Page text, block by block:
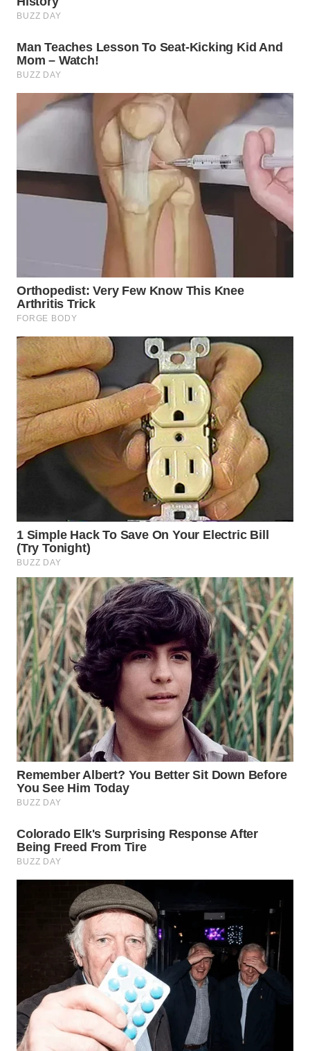
WN
WN
PADANG
LAWAS
WN
CIANJUR
WN
TANGERANG
WN
BINJAI
WN
CIREBON
WN
INDRAMAYU
KUNINGAN
WN
WN
SUBANG
WN
SUKABUMI
WN
PURWAKARTA
WN
PRIANGAN
TIMUR
WN
SEMARANG
WN
BOROBUDUR
WN
MADURA